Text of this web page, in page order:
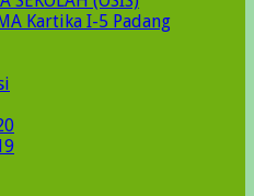
Kartika I-5 Padang